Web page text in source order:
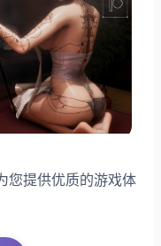
您提供优质的游戏体